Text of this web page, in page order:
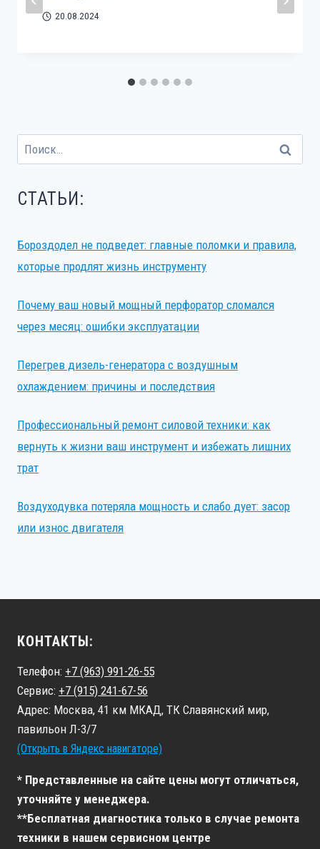
20.08.2024
Найти:
СТАТЬИ:
Бороздодел не подведет: главные поломки и правила,
которые продлят жизнь инструменту
Почему ваш новый мощный перфоратор сломался
через месяц: ошибки эксплуатации
Перегрев дизель-генератора с воздушным
охлаждением: причины и последствия
Профессиональный ремонт силовой техники: как
вернуть к жизни ваш инструмент и избежать лишних
трат
Воздуходувка потеряла мощность и слабо дует: засор
или износ двигателя
КОНТАКТЫ:
Телефон: +7 (963) 991-26-55
Сервис: +7 (915) 241-67-56
Адрес: Москва, 41 км МКАД, ТК Славянский мир,
павильон Л-3/7
(Открыть в Яндекс навигаторе)
* Представленные на сайте цены могут отличаться,
уточняйте у менеджера.
**Бесплатная диагностика только в случае ремонта
техники в нашем сервисном центре